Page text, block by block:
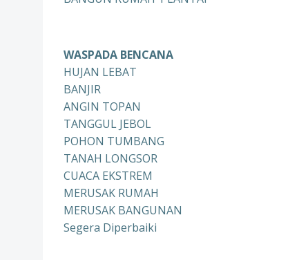
WASPADA BENCANA
HUJAN LEBAT
BANJIR
ANGIN TOPAN
TANGGUL JEBOL
POHON TUMBANG
TANAH LONGSOR
CUACA EKSTREM
MERUSAK RUMAH
MERUSAK BANGUNAN
Segera Diperbaiki